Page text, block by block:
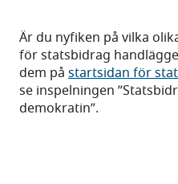
Är du nyfiken på vilka
för statsbidrag
dem på startsidan för
se inspelningen
demokratin”.